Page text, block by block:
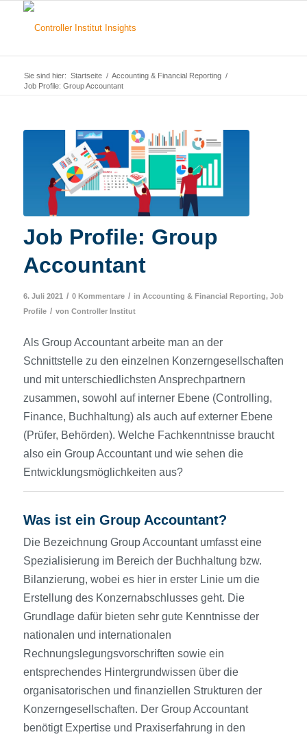
Sie sind hier: Startseite / Accounting & Financial Reporting /
Job Profile: Group Accountant
Job Profile: Group
Accountant
6. Juli 2021 / 0 Kommentare / in Accounting & Financial Reporting, Job
Profile / von Controller Institut
Als Group Accountant arbeite man an der
Schnittstelle zu den einzelnen Konzerngesellschaften
und mit unterschiedlichsten Ansprechpartnern
zusammen, sowohl auf interner Ebene (Controlling,
Finance, Buchhaltung) als auch auf externer Ebene
(Prüfer, Behörden). Welche Fachkenntnisse braucht
also ein Group Accountant und wie sehen die
Entwicklungsmöglichkeiten aus?
Was ist ein Group Accountant?
Die Bezeichnung Group Accountant umfasst eine
Spezialisierung im Bereich der Buchhaltung bzw.
Bilanzierung, wobei es hier in erster Linie um die
Erstellung des Konzernabschlusses geht. Die
Grundlage dafür bieten sehr gute Kenntnisse der
nationalen und internationalen
Rechnungslegungsvorschriften sowie ein
entsprechendes Hintergrundwissen über die
organisatorischen und finanziellen Strukturen der
Konzerngesellschaften. Der Group Accountant
benötigt Expertise und Praxiserfahrung in den